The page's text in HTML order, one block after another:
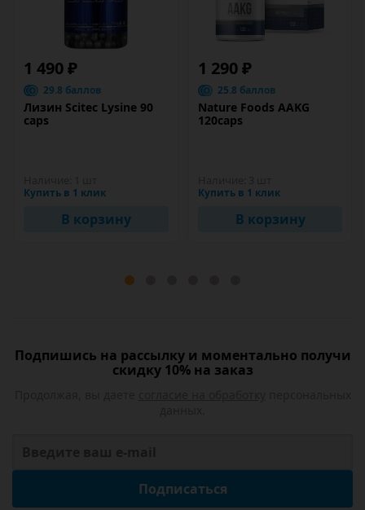
1 490 ₽
29.8 баллов
Лизин Scitec Lysine 90
caps
Купить в 1 клик
В корзину
1 290 ₽
25.8 баллов
Nature Foods AAKG
120caps
Купить в 1 клик
В корзину
Подпишись на рассылку и моментально получи
скидку 10% на заказ
Подписаться